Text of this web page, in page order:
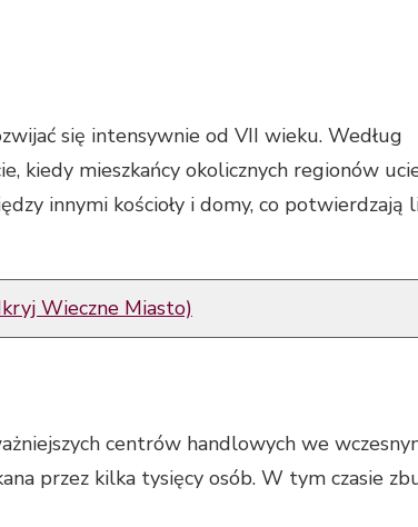
się intensywnie od VII wieku. Według
kiedy mieszkańcy okolicznych regionów
innymi kościoły i domy, co potwierdzają
Wieczne Miasto)
centrów handlowych we
przez kilka tysięcy osób. W tym czasie